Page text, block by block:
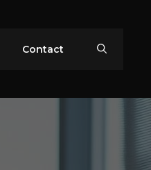
Contact